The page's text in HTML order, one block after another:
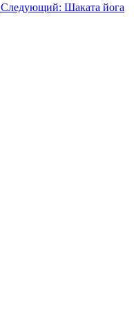
Следующий: Шаката йога